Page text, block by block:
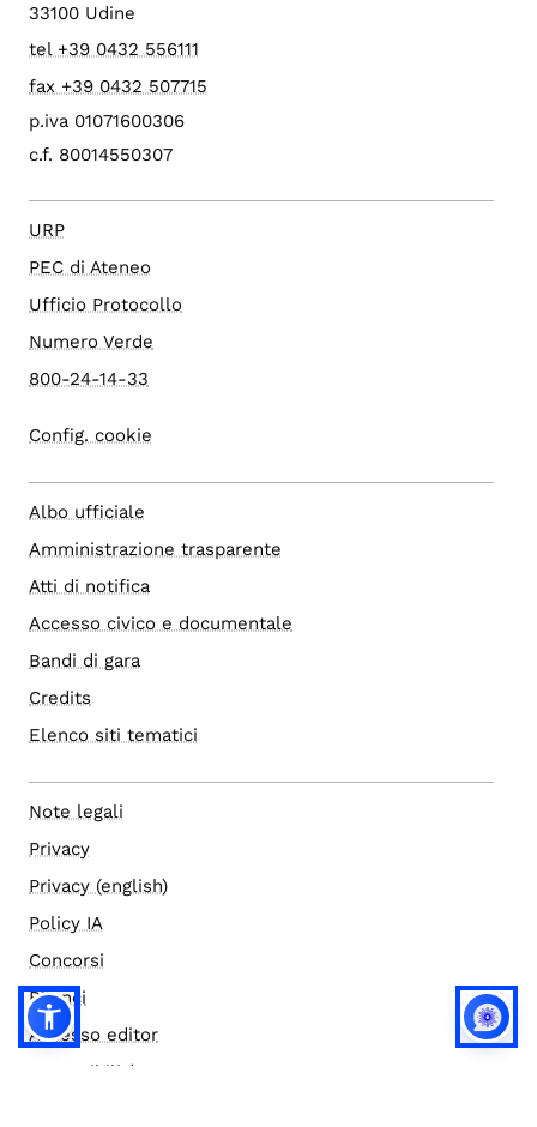
33100 Udine
tel +39 0432 556111
fax +39 0432 507715
p.iva 01071600306
c.f. 80014550307
URP
PEC di Ateneo
Ufficio Protocollo
Numero Verde
800-24-14-33
Config. cookie
Albo ufficiale
Amministrazione trasparente
Atti di notifica
Accesso civico e documentale
Bandi di gara
Credits
Elenco siti tematici
Note legali
Privacy
Privacy (english)
Policy IA
Concorsi
Bilanci
Accesso editor
Accessibilità